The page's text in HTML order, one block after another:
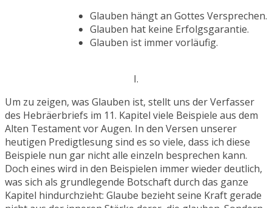
Glauben hängt an Gottes Versprechen.
Glauben hat keine Erfolgsgarantie.
Glauben ist immer vorläufig.
I.
Um zu zeigen, was Glauben ist, stellt uns der Verfasser
des Hebräerbriefs im 11. Kapitel viele Beispiele aus dem
Alten Testament vor Augen. In den Versen unserer
heutigen Predigtlesung sind es so viele, dass ich diese
Beispiele nun gar nicht alle einzeln besprechen kann.
Doch eines wird in den Beispielen immer wieder deutlich,
was sich als grundlegende Botschaft durch das ganze
Kapitel hindurchzieht: Glaube bezieht seine Kraft gerade